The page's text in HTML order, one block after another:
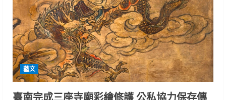
藝文
臺南完成三座寺廟彩繪修護 公私協力保存傳